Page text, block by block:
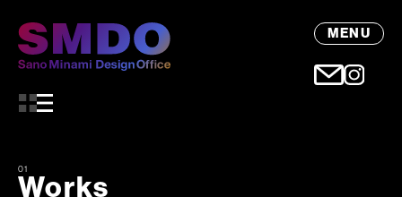
MENU
01
Works